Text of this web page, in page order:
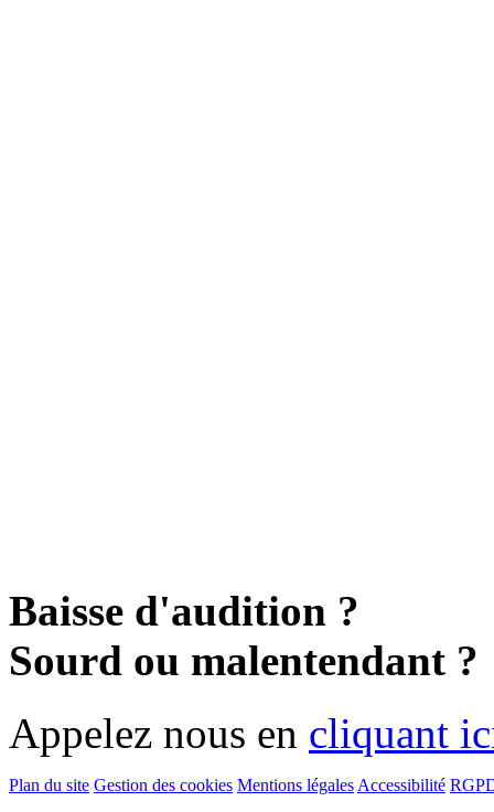
Baisse d'audition ?
Sourd ou malentendant ?
Appelez nous en cliquant
Plan du site Gestion des cookies Mentions légalesAccessibilité